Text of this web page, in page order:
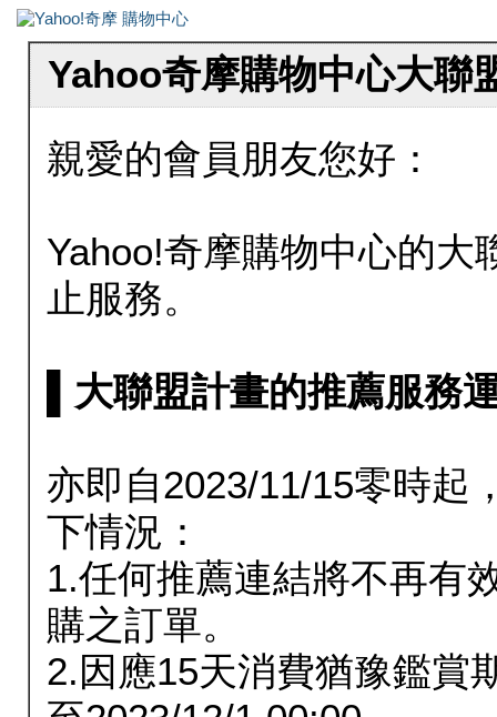
Yahoo奇摩購物中心大聯
親愛的會員朋友您好：
Yahoo!奇摩購物中心的大
止服務。
▌大聯盟計畫的推薦服務
亦即自2023/11/15零時起
下情況：
1.任何推薦連結將不再有
購之訂單。
2.因應15天消費猶豫鑑賞